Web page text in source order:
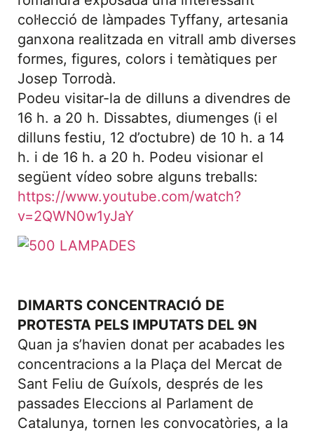
col·lecció de làmpades Tyffany, artesania
ganxona realitzada en vitrall amb diverses
formes, figures, colors i temàtiques per
Josep Torrodà.
Podeu visitar-la de dilluns a divendres de
16 h. a 20 h. Dissabtes, diumenges (i el
dilluns festiu, 12 d’octubre) de 10 h. a 14
h. i de 16 h. a 20 h. Podeu visionar el
següent vídeo sobre alguns treballs:
https://www.youtube.com/watch?
v=2QWN0w1yJaY
DIMARTS CONCENTRACIÓ DE
PROTESTA PELS IMPUTATS DEL 9N
Quan ja s’havien donat per acabades les
concentracions a la Plaça del Mercat de
Sant Feliu de Guíxols, després de les
passades Eleccions al Parlament de
Catalunya, tornen les convocatòries, a la